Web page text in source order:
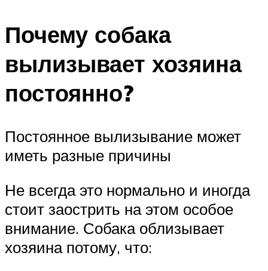
Почему собака
вылизывает хозяина
постоянно?
Постоянное вылизывание может
иметь разные причины
Не всегда это нормально и иногда
стоит заострить на этом особое
внимание. Собака облизывает
хозяина потому, что: